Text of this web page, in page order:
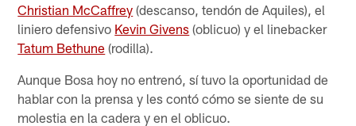
Christian McCaffrey (descanso, tendón de Aquiles), el
liniero defensivo Kevin Givens (oblicuo) y el linebacker
Tatum Bethune (rodilla).
Aunque Bosa hoy no entrenó, sí tuvo la oportunidad de
hablar con la prensa y les contó cómo se siente de su
molestia en la cadera y en el oblicuo.